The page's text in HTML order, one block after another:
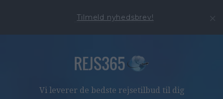
Tilmeld nyhedsbrev!
Vi leverer de bedste rejsetilbud til dig